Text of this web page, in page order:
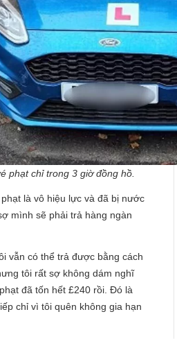
phạt chỉ trong 3 giờ đồng hồ.
là vô hiệu lực và đã bị nước
mình sẽ phải trả hàng ngàn
vẫn có thể trả được bằng cách
tôi rất sợ không dám nghĩ
đã tốn hết £240 rồi. Đó là
chỉ vì tôi quên không gia hạn